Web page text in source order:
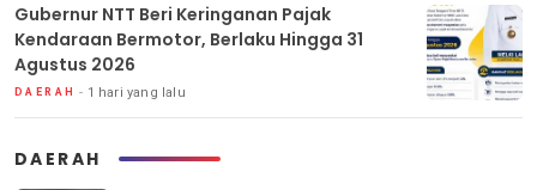
Gubernur NTT Beri Keringanan Pajak
Kendaraan Bermotor, Berlaku Hingga 31
Agustus 2026
DAERAH 1 hari yang lalu
DAERAH